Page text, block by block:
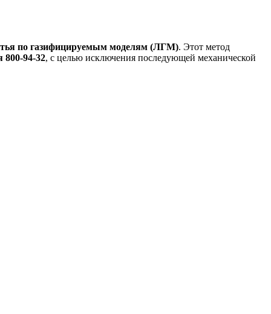
по газифицируемым моделям (ЛГМ). Этот метод
800-94-32, с целью исключения последующей механической